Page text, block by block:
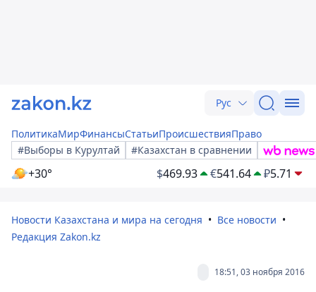
Рус
ПолитикаМирФинансыСтатьиПроисшествияПраво
#Выборы в Курултай
#Казахстан в сравнении
+30° $469.93 €541.64 ₽5.71
Новости Казахстана и мира на сегодня
Все новости
Редакция Zakon.kz
18:51, 03 ноября 2016